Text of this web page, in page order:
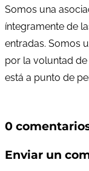
Somos una
íntegramente de
entradas. Somos
por la voluntad
está a punto de
0
Enviar un